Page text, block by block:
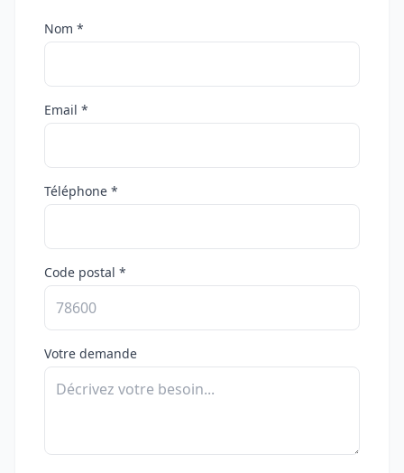
Nom *
Email *
Téléphone *
Code postal *
Votre demande